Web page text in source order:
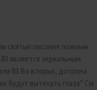
святые писания ложным
является зеркальным
83 Во вторых, дотрина
будут вытекать глаза” См.